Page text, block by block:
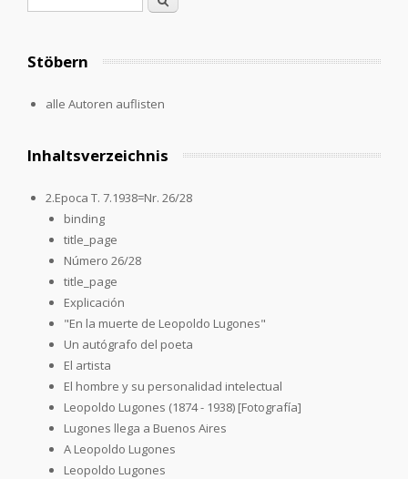
Stöbern
alle Autoren auflisten
Inhaltsverzeichnis
2.Epoca T. 7.1938=Nr. 26/28
binding
title_page
Número 26/28
title_page
Explicación
"En la muerte de Leopoldo Lugones"
Un autógrafo del poeta
El artista
El hombre y su personalidad intelectual
Leopoldo Lugones (1874 - 1938) [Fotografía]
Lugones llega a Buenos Aires
A Leopoldo Lugones
Leopoldo Lugones